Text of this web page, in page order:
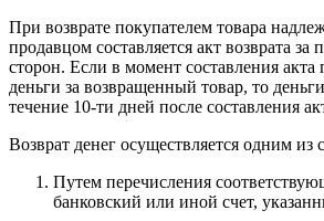
При возврате покупателем товара
продавцом составляется акт возврата
сторон. Если в момент составления акта
деньги за возвращенный товар, то
течение 10-ти дней после составления
Возврат денег осуществляется одним
Путем перечисления
банковский или иной счет,